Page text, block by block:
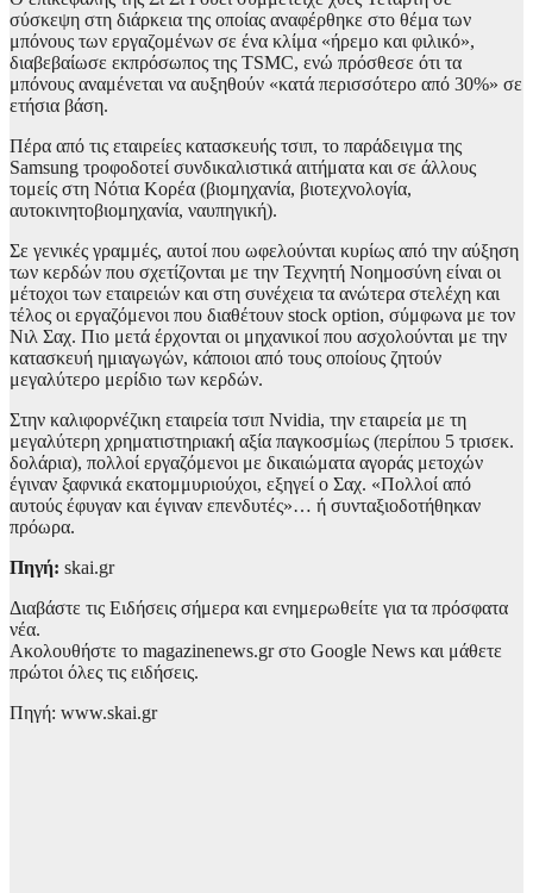
σύσκεψη στη διάρκεια της οποίας αναφέρθηκε στο θέμα των
μπόνους των εργαζομένων σε ένα κλίμα «ήρεμο και φιλικό»,
διαβεβαίωσε εκπρόσωπος της TSMC, ενώ πρόσθεσε ότι τα
μπόνους αναμένεται να αυξηθούν «κατά περισσότερο από 30%» σε
ετήσια βάση.
Πέρα από τις εταιρείες κατασκευής τσιπ, το παράδειγμα της
Samsung τροφοδοτεί συνδικαλιστικά αιτήματα και σε άλλους
τομείς στη Νότια Κορέα (βιομηχανία, βιοτεχνολογία,
αυτοκινητοβιομηχανία, ναυπηγική).
Σε γενικές γραμμές, αυτοί που ωφελούνται κυρίως από την αύξηση
των κερδών που σχετίζονται με την Τεχνητή Νοημοσύνη είναι οι
μέτοχοι των εταιρειών και στη συνέχεια τα ανώτερα στελέχη και
τέλος οι εργαζόμενοι που διαθέτουν stock option, σύμφωνα με τον
Νιλ Σαχ. Πιο μετά έρχονται οι μηχανικοί που ασχολούνται με την
κατασκευή ημιαγωγών, κάποιοι από τους οποίους ζητούν
μεγαλύτερο μερίδιο των κερδών.
Στην καλιφορνέζικη εταιρεία τσιπ Nvidia, την εταιρεία με τη
μεγαλύτερη χρηματιστηριακή αξία παγκοσμίως (περίπου 5 τρισεκ.
δολάρια), πολλοί εργαζόμενοι με δικαιώματα αγοράς μετοχών
έγιναν ξαφνικά εκατομμυριούχοι, εξηγεί ο Σαχ. «Πολλοί από
αυτούς έφυγαν και έγιναν επενδυτές»… ή συνταξιοδοτήθηκαν
πρόωρα.
Πηγή: skai.gr
Διαβάστε τις Ειδήσεις σήμερα και ενημερωθείτε για τα πρόσφατα
νέα.
Ακολουθήστε το magazinenews.gr στο Google News και μάθετε
πρώτοι όλες τις ειδήσεις.
Πηγή: www.skai.gr